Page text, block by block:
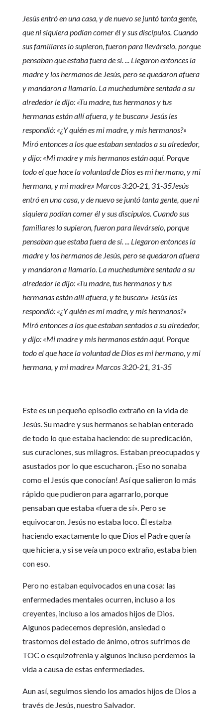
Jesús entró en una casa, y de nuevo se juntó tanta gente,
que ni siquiera podían comer él y sus discípulos. Cuando
sus familiares lo supieron, fueron para llevárselo, porque
pensaban que estaba fuera de sí. ... Llegaron entonces la
madre y los hermanos de Jesús, pero se quedaron afuera
y mandaron a llamarlo. La muchedumbre sentada a su
alrededor le dijo: «Tu madre, tus hermanos y tus
hermanas están allí afuera, y te buscan.» Jesús les
respondió: «¿Y quién es mi madre, y mis hermanos?»
Miró entonces a los que estaban sentados a su alrededor,
y dijo: «Mi madre y mis hermanos están aquí. Porque
todo el que hace la voluntad de Dios es mi hermano, y mi
hermana, y mi madre.» Marcos 3:20-21, 31-35Jesús
entró en una casa, y de nuevo se juntó tanta gente, que ni
siquiera podían comer él y sus discípulos. Cuando sus
familiares lo supieron, fueron para llevárselo, porque
pensaban que estaba fuera de sí. ... Llegaron entonces la
madre y los hermanos de Jesús, pero se quedaron afuera
y mandaron a llamarlo. La muchedumbre sentada a su
alrededor le dijo: «Tu madre, tus hermanos y tus
hermanas están allí afuera, y te buscan.» Jesús les
respondió: «¿Y quién es mi madre, y mis hermanos?»
Miró entonces a los que estaban sentados a su alrededor,
y dijo: «Mi madre y mis hermanos están aquí. Porque
todo el que hace la voluntad de Dios es mi hermano, y mi
hermana, y mi madre.» Marcos 3:20-21, 31-35
Este es un pequeño episodio extraño en la vida de
Jesús. Su madre y sus hermanos se habían enterado
de todo lo que estaba haciendo: de su predicación,
sus curaciones, sus milagros. Estaban preocupados y
asustados por lo que escucharon. ¡Eso no sonaba
como el Jesús que conocían! Así que salieron lo más
rápido que pudieron para agarrarlo, porque
pensaban que estaba «fuera de sí». Pero se
equivocaron. Jesús no estaba loco. Él estaba
haciendo exactamente lo que Dios el Padre quería
que hiciera, y si se veía un poco extraño, estaba bien
con eso.
Pero no estaban equivocados en una cosa: las
enfermedades mentales ocurren, incluso a los
creyentes, incluso a los amados hijos de Dios.
Algunos padecemos depresión, ansiedad o
trastornos del estado de ánimo, otros sufrimos de
TOC o esquizofrenia y algunos incluso perdemos la
vida a causa de estas enfermedades.
Aun así, seguimos siendo los amados hijos de Dios a
través de Jesús, nuestro Salvador.